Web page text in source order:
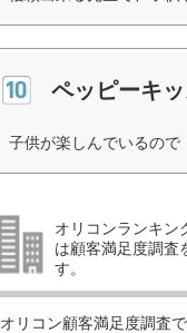
ペッピーキ
子供が楽しんでいるので
オリコンランキン
は顧客満足度調査
す。
オリコン顧客満足度調査